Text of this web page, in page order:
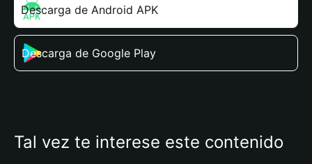
Descarga de Android APK
Descarga de Google Play
Tal vez te interese este contenido